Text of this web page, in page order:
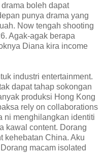
boleh dapat
punya drama yang
Now tengah shooting
Agak-agak berapa
Diana kira income
industri entertainment.
dapat tahap sokongan
produksi Hong Kong
rely on collaborations
ni menghilangkan identiti
kawal content. Dorang
kehebatan China. Aku
macam isolated